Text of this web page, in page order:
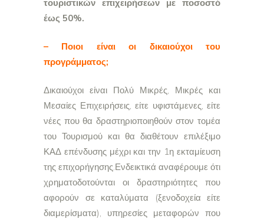
τουριστικών επιχειρήσεων με ποσοστό
έως 50%.
– Ποιοι είναι οι δικαιούχοι του
προγράμματος;
Δικαιούχοι είναι Πολύ Μικρές, Μικρές και
Μεσαίες Επιχειρήσεις, είτε υφιστάμενες, είτε
νέες που θα δραστηριοποιηθούν στον τομέα
του Τουρισμού και θα διαθέτουν επιλέξιμο
ΚΑΔ επένδυσης μέχρι και την 1η εκταμίευση
της επιχορήγησης.Ενδεικτικά αναφέρουμε ότι
χρηματοδοτούνται οι δραστηριότητες που
αφορούν σε καταλύματα (ξενοδοχεία είτε
διαμερίσματα), υπηρεσίες μεταφορών που